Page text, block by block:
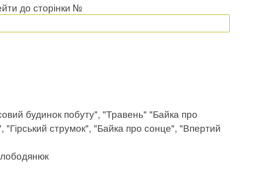
до сторінки №
будинок побуту", "Травень" "Байка про
струмок", "Байка про сонце", "Впертий